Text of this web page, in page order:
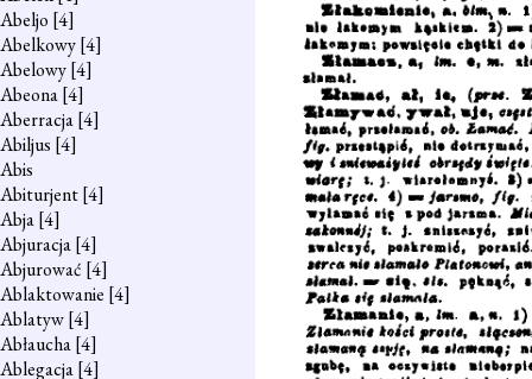
Abeljo [4]
Abelkowy[4]
Abelowy[4]
Abeona[4]
Aberracja[4]
Abiljus [4]
Abis
Abiturjent[4]
Abja[4]
Abjuracja[4]
Abjurować [4]
Ablaktowanie [4]
Ablatyw[4]
Abłaucha[4]
Ablegacja[4]